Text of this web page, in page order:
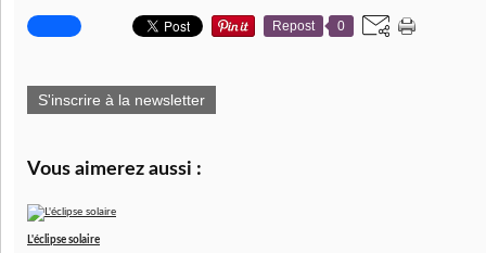
Repost 0
S'inscrire à la newsletter
Vous aimerez aussi :
L'éclipse solaire